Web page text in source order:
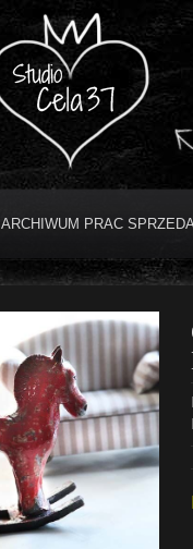
ARCHIWUM PRAC